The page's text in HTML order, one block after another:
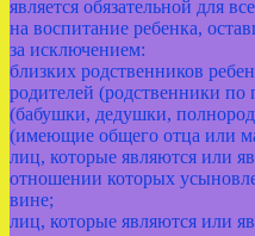
является обязательной для
на воспитание ребенка,
за исключением:
близких родственников
родителей (родственники
(бабушки, дедушки,
(имеющие общего отца или
лиц, которые являются или
отношении которых
вине;
лиц, которые являются или